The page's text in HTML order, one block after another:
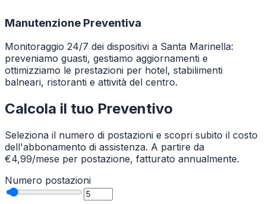
Manutenzione Preventiva
Monitoraggio 24/7 dei dispositivi a Santa Marinella:
preveniamo guasti, gestiamo aggiornamenti e
ottimizziamo le prestazioni per hotel, stabilimenti
balneari, ristoranti e attività del centro.
Calcola il tuo Preventivo
Seleziona il numero di postazioni e scopri subito il costo
dell'abbonamento di assistenza. A partire da
€4,99/mese per postazione, fatturato annualmente.
Numero postazioni